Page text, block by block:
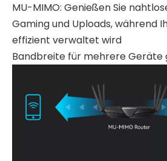
MU-MIMO: Genießen Sie
Gaming und Uploads, während
effizient verwaltet wird
Bandbreite für mehrere Geräte